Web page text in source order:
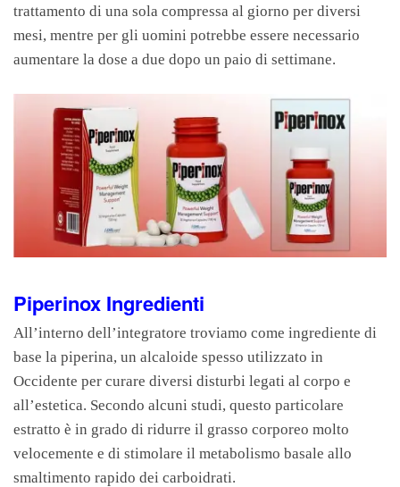
trattamento di una sola compressa al giorno per diversi
mesi, mentre per gli uomini potrebbe essere necessario
aumentare la dose a due dopo un paio di settimane.
Piperinox Ingredienti
All’interno dell’integratore troviamo come ingrediente di
base la piperina, un alcaloide spesso utilizzato in
Occidente per curare diversi disturbi legati al corpo e
all’estetica. Secondo alcuni studi, questo particolare
estratto è in grado di ridurre il grasso corporeo molto
velocemente e di stimolare il metabolismo basale allo
smaltimento rapido dei carboidrati.